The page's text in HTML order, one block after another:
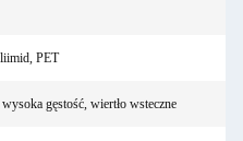
PET
gęstość, wiertło wsteczne